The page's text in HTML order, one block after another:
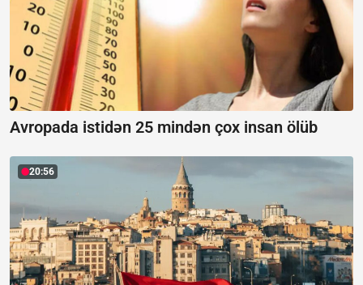
Avropada istidən 25 mindən çox insan ölüb
20:56